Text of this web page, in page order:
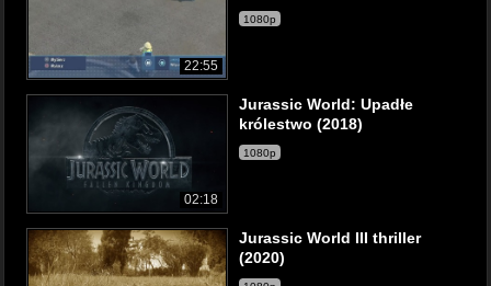
22:55
1080p
02:18
Jurassic World: Upadłe
królestwo (2018)
1080p
Jurassic World III thriller
(2020)